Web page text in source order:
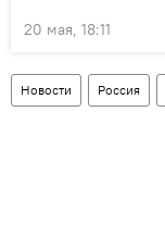
20 мая, 18:11
Новости Россия